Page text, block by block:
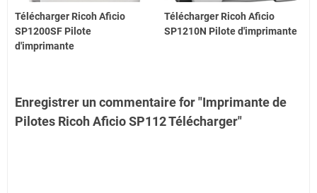
Télécharger Ricoh Aficio
SP1200SF Pilote
d'imprimante
Télécharger Ricoh Aficio
SP1210N Pilote d'imprimante
Enregistrer un commentaire for "Imprimante de
Pilotes Ricoh Aficio SP112 Télécharger"